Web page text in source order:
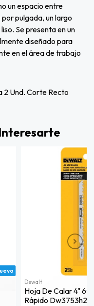
un espacio entre
pulgada, un largo
Se presenta en un
diseñado para
en el área de trabajo
2 Und. Corte Recto
Dewalt
Hoja De Calar 4"
Rápido Dw3753h2